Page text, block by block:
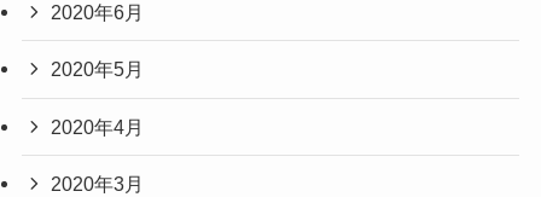
2020年6月
2020年5月
2020年4月
2020年3月